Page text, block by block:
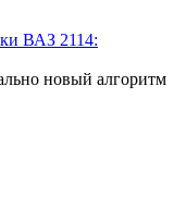
ВАЗ 2114:
новый алгоритм